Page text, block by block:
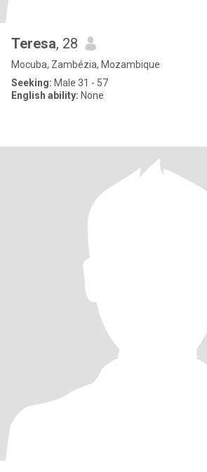
Teresa, 28
Mocuba, Zambézia, Mozambique
Seeking: Male 31 - 57
English ability: None